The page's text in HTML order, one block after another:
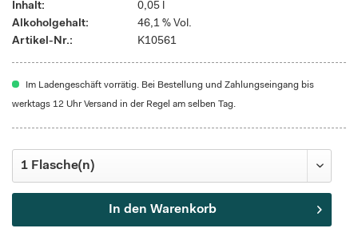
Inhalt:
0,05 l
Alkoholgehalt:
46,1 % Vol.
Artikel-Nr.:
K10561
Im Ladengeschäft vorrätig. Bei Bestellung und Zahlungseingang bis
werktags 12 Uhr Versand in der Regel am selben Tag.
In den Warenkorb